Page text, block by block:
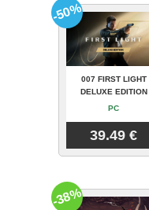
007 FIRST LIGHT
DELUXE EDITION
PC
39.49 €
-50%
-38%